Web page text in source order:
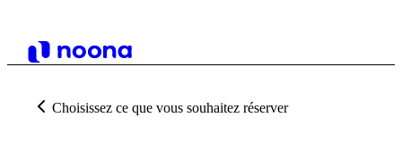
Choisissez ce que vous souhaitez réserver